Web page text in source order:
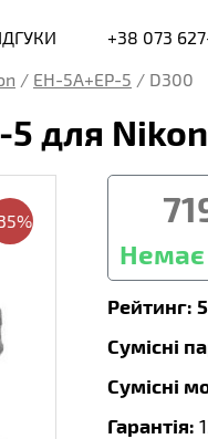
+38 073
/ EH-5A+EP-5 / D300
для
Немає
Рейтинг: 5
Сумісні
Сумісні
Гарантія: